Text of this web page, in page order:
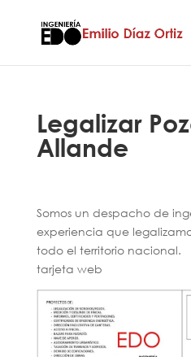
Legalizar
Allande
Somos un despacho de
experiencia que
todo el territorio nacional.
tarjeta web